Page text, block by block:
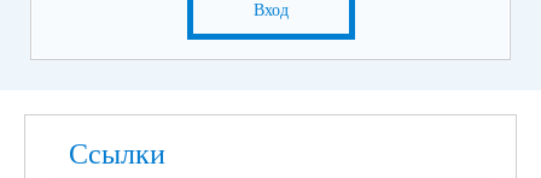
Вход
Ссылки